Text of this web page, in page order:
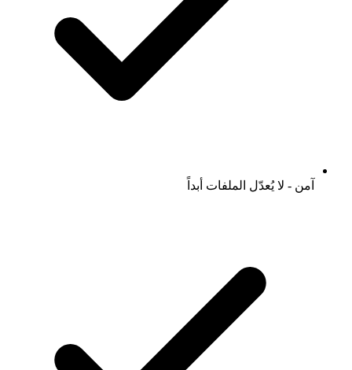
آمن - لا يُعدّل الملفات أبداً